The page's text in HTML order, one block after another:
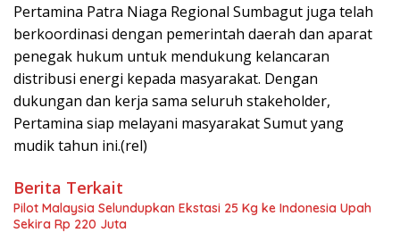
Pertamina Patra Niaga Regional Sumbagut juga telah
berkoordinasi dengan pemerintah daerah dan aparat
penegak hukum untuk mendukung kelancaran
distribusi energi kepada masyarakat. Dengan
dukungan dan kerja sama seluruh stakeholder,
Pertamina siap melayani masyarakat Sumut yang
mudik tahun ini.(rel)
Berita Terkait
Pilot Malaysia Selundupkan Ekstasi 25 Kg ke Indonesia Upah
Sekira Rp 220 Juta